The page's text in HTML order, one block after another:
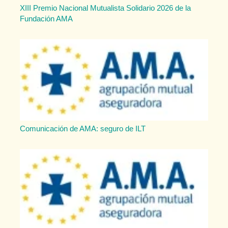
XIII Premio Nacional Mutualista Solidario 2026 de la
Fundación AMA
Comunicación de AMA: seguro de ILT